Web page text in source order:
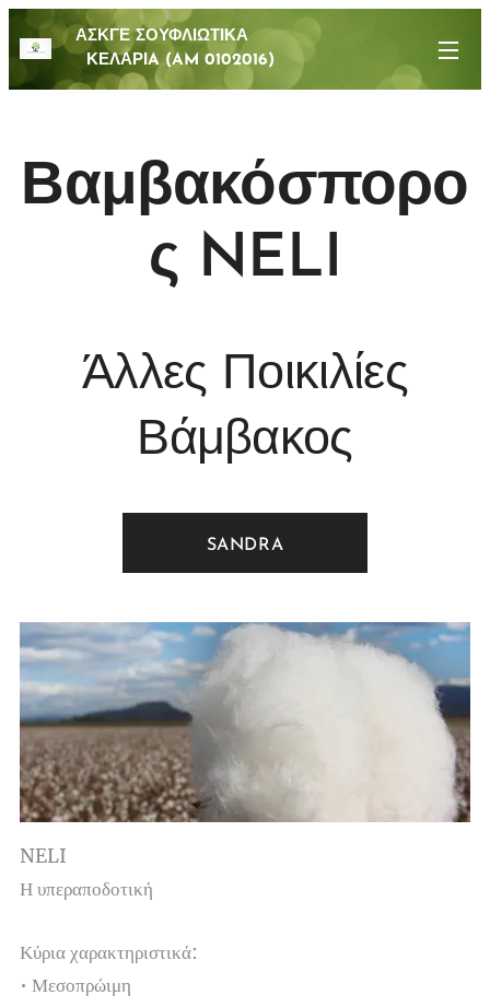
ΑΣΚΓΕ ΣΟΥΦΛΙΩΤΙΚΑ
ΚΕΛΑΡΙA (AM 0102016)
Βαμβακόσπορο
ς NELI
Άλλες Ποικιλίες
Βάμβακος
SANDRA
NELI
Η υπεραποδοτική
Κύρια χαρακτηριστικά:
• Μεσοπρώιμη